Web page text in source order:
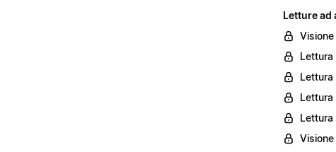
Letture ad
Lettura
Lettura
Lettura
Lettura